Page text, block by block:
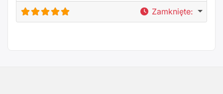
Zamknięte: